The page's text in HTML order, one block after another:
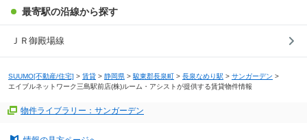
最寄駅の沿線から探す
ＪＲ御殿場線
SUUMO[不動産/住宅] > 賃貸 > 静岡県 > 駿東郡長泉町 > 長泉なめり駅 > サンガーデン >
エイブルネットワーク三島駅前店(株)ルーム・アシストが提供する賃貸物件情報
物件ライブラリー：サンガーデン